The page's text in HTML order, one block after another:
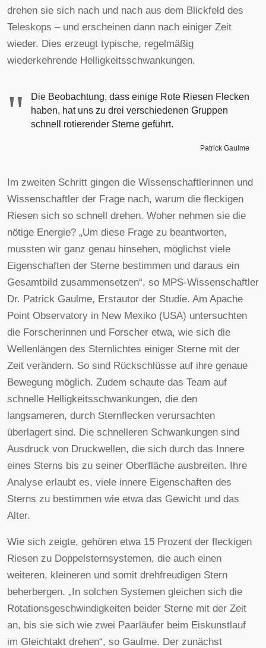
drehen sie sich nach und nach aus dem Blickfeld des
Teleskops – und erscheinen dann nach einiger Zeit
wieder. Dies erzeugt typische, regelmäßig
wiederkehrende Helligkeitsschwankungen.
"
Die Beobachtung, dass einige Rote Riesen Flecken
haben, hat uns zu drei verschiedenen Gruppen
schnell rotierender Sterne geführt.
Patrick Gaulme
Im zweiten Schritt gingen die Wissenschaftlerinnen und
Wissenschaftler der Frage nach, warum die fleckigen
Riesen sich so schnell drehen. Woher nehmen sie die
nötige Energie? „Um diese Frage zu beantworten,
mussten wir ganz genau hinsehen, möglichst viele
Eigenschaften der Sterne bestimmen und daraus ein
Gesamtbild zusammensetzen“, so MPS-Wissenschaftler
Dr. Patrick Gaulme, Erstautor der Studie. Am Apache
Point Observatory in New Mexiko (USA) untersuchten
die Forscherinnen und Forscher etwa, wie sich die
Wellenlängen des Sternlichtes einiger Sterne mit der
Zeit verändern. So sind Rückschlüsse auf ihre genaue
Bewegung möglich. Zudem schaute das Team auf
schnelle Helligkeitsschwankungen, die den
langsameren, durch Sternflecken verursachten
überlagert sind. Die schnelleren Schwankungen sind
Ausdruck von Druckwellen, die sich durch das Innere
eines Sterns bis zu seiner Oberfläche ausbreiten. Ihre
Analyse erlaubt es, viele innere Eigenschaften des
Sterns zu bestimmen wie etwa das Gewicht und das
Alter.
Wie sich zeigte, gehören etwa 15 Prozent der fleckigen
Riesen zu Doppelsternsystemen, die auch einen
weiteren, kleineren und somit drehfreudigen Stern
beherbergen. „In solchen Systemen gleichen sich die
Rotationsgeschwindigkeiten beider Sterne mit der Zeit
an, bis sie sich wie zwei Paarläufer beim Eiskunstlauf
im Gleichtakt drehen“, so Gaulme. Der zunächst